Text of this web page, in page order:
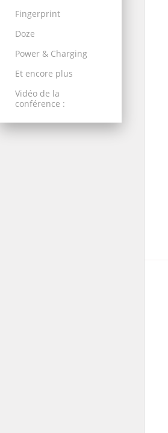
Fingerprint
Doze
Power & Charging
Et encore plus
Vidéo de la
conférence :